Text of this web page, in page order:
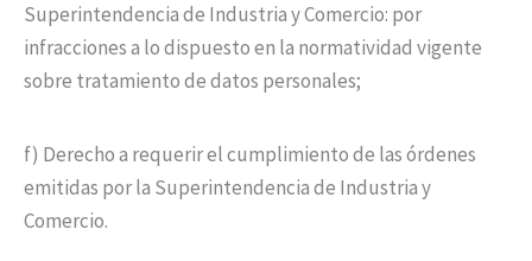
Superintendencia de Industria y Comercio: por
infracciones a lo dispuesto en la normatividad vigente
sobre tratamiento de datos personales;
f) Derecho a requerir el cumplimiento de las órdenes
emitidas por la Superintendencia de Industria y
Comercio.